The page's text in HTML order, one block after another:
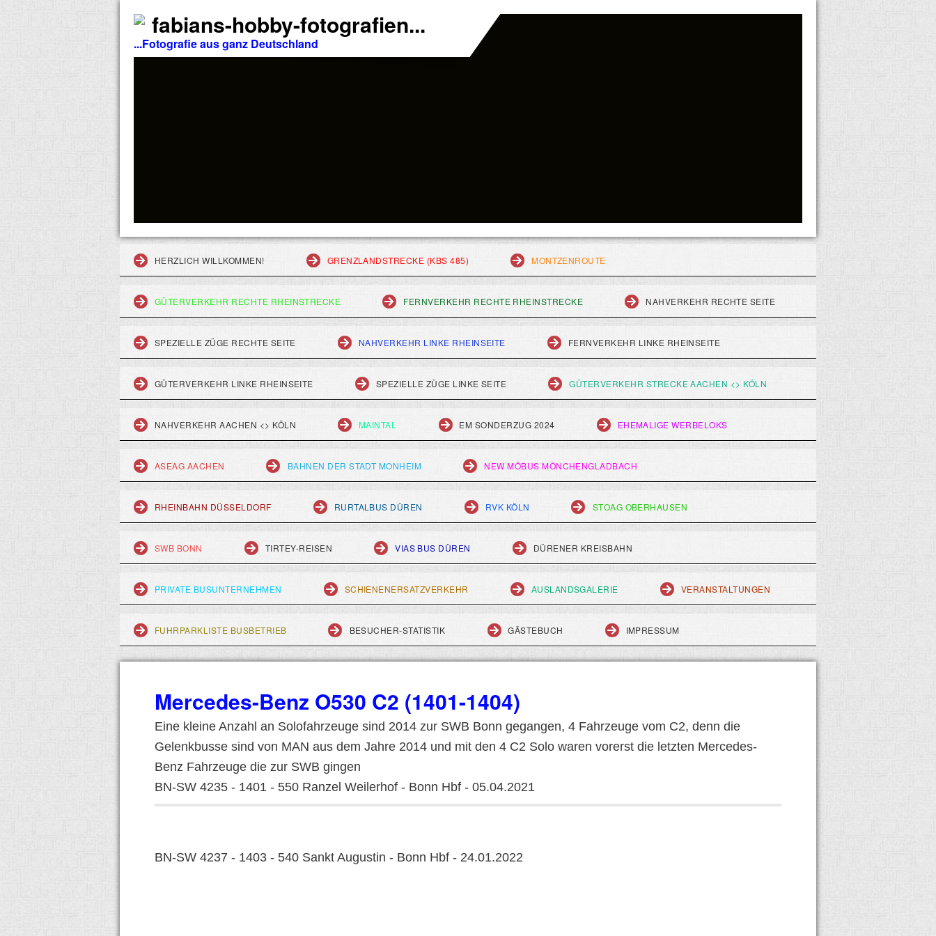
fabians-hobby-fotografien...
...Fotografie aus ganz Deutschland
HERZLICH WILLKOMMEN! GRENZLANDSTRECKE (KBS 485) MONTZENROUTE
GÜTERVERKEHR RECHTE RHEINSTRECKE FERNVERKEHR RECHTE RHEINSTRECKE NAHVERKEHR RECHTE SEITE
SPEZIELLE ZÜGE RECHTE SEITE NAHVERKEHR LINKE RHEINSEITE FERNVERKEHR LINKE RHEINSEITE
GÜTERVERKEHR LINKE RHEINSEITE SPEZIELLE ZÜGE LINKE SEITE GÜTERVERKEHR STRECKE AACHEN <> KÖLN
NAHVERKEHR AACHEN <> KÖLN MAINTAL EM SONDERZUG 2024 EHEMALIGE WERBELOKS
ASEAG AACHEN BAHNEN DER STADT MONHEIM NEW MÖBUS MÖNCHENGLADBACH
RHEINBAHN DÜSSELDORF RURTALBUS DÜREN RVK KÖLN STOAG OBERHAUSEN
SWB BONN TIRTEY-REISEN VIAS BUS DÜREN DÜRENER KREISBAHN
PRIVATE BUSUNTERNEHMEN SCHIENENERSATZVERKEHR AUSLANDSGALERIE VERANSTALTUNGEN
FUHRPARKLISTE BUSBETRIEB BESUCHER-STATISTIK GÄSTEBUCH IMPRESSUM
Mercedes-Benz O530 C2 (1401-1404)
Eine kleine Anzahl an Solofahrzeuge sind 2014 zur SWB Bonn gegangen, 4 Fahrzeuge vom C2, denn die
Gelenkbusse sind von MAN aus dem Jahre 2014 und mit den 4 C2 Solo waren vorerst die letzten Mercedes-
Benz Fahrzeuge die zur SWB gingen
BN-SW 4235 - 1401 - 550 Ranzel Weilerhof - Bonn Hbf - 05.04.2021
BN-SW 4237 - 1403 - 540 Sankt Augustin - Bonn Hbf - 24.01.2022